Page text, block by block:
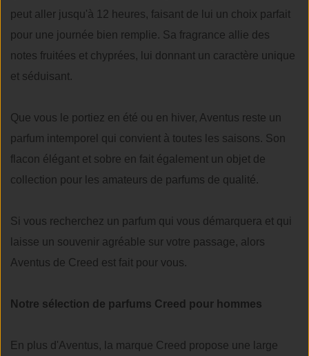
peut aller jusqu'à 12 heures, faisant de lui un choix parfait
pour une journée bien remplie. Sa fragrance allie des
notes fruitées et chyprées, lui donnant un caractère unique
et séduisant.
Que vous le portiez en été ou en hiver, Aventus reste un
parfum intemporel qui convient à toutes les saisons. Son
flacon élégant et sobre en fait également un objet de
collection pour les amateurs de parfums de qualité.
Si vous recherchez un parfum qui vous démarquera et qui
laisse un souvenir agréable sur votre passage, alors
Aventus de Creed est fait pour vous.
Notre sélection de parfums Creed pour hommes
En plus d'Aventus, la marque Creed propose une large